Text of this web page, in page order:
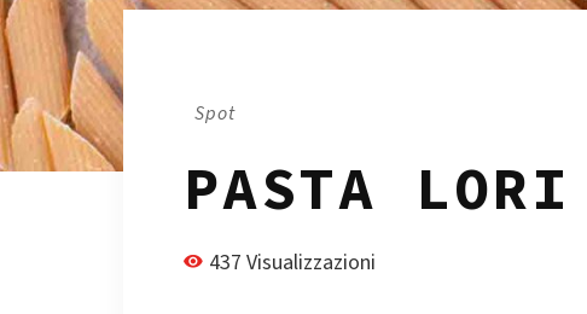
Spot
PASTA LORI
437 Visualizzazioni